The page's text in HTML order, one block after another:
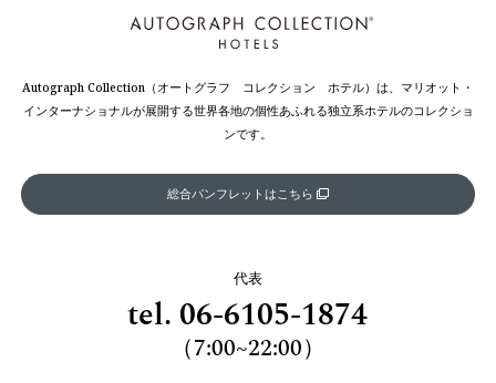
Autograph Collection（オートグラフ コレクション ホテル）は、マリオット・
インターナショナルが展開する世界各地の個性あふれる独立系ホテルのコレクショ
ンです。
総合パンフレットはこちら
代表
tel. 06-6105-1874
（7:00~22:00）